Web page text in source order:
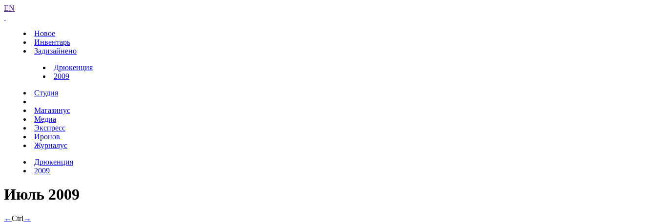
EN
Новое
Инвентарь
Задизайнено
Дрюкенция
2009
Студия
Магазинус
Медиа
Экспресс
Иронов
Журналус
Дрюкенция
2009
Июль 2009
←Ctrl →